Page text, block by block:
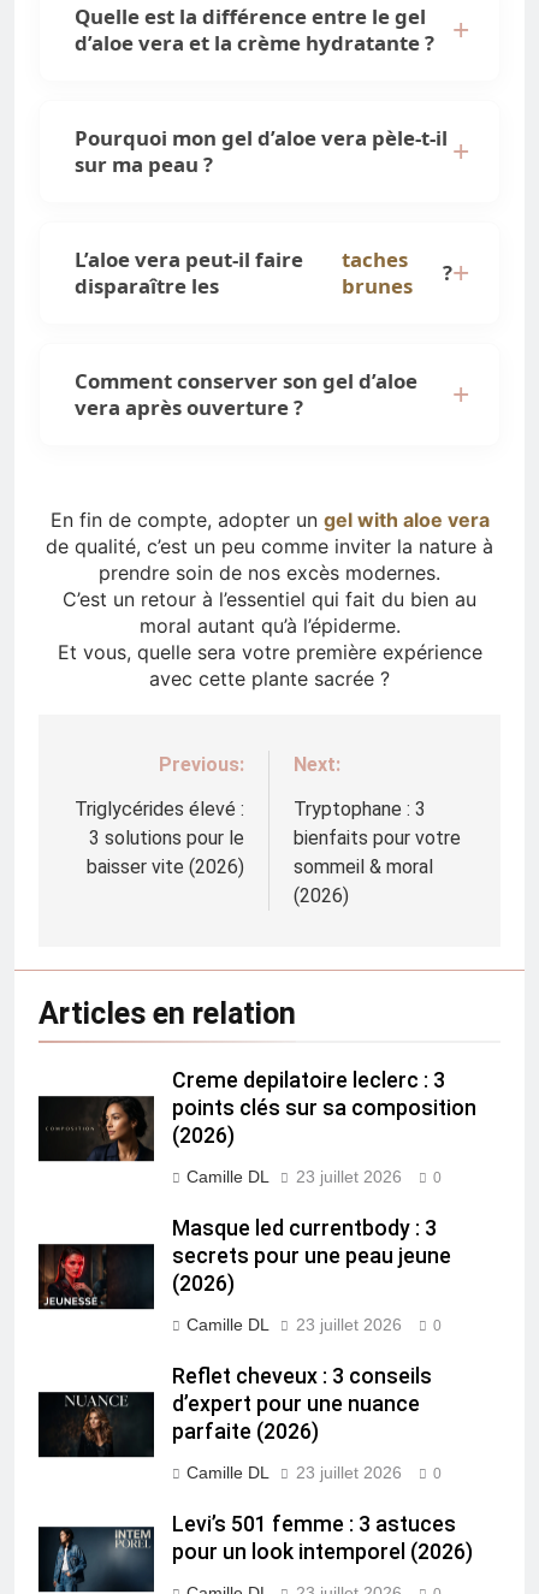
Quelle est la différence entre le gel
d’aloe vera et la crème hydratante ?
Pourquoi mon gel d’aloe vera pèle-t-il
sur ma peau ?
L’aloe vera peut-il faire
disparaître les
taches
brunes
?
Comment conserver son gel d’aloe
vera après ouverture ?
En fin de compte, adopter un gel with aloe vera
de qualité, c’est un peu comme inviter la nature à
prendre soin de nos excès modernes.
C’est un retour à l’essentiel qui fait du bien au
moral autant qu’à l’épiderme.
Et vous, quelle sera votre première expérience
avec cette plante sacrée ?
Navigation
de
l’article
Previous:
Triglycérides élevé :
3 solutions pour le
baisser vite (2026)
Next:
Tryptophane : 3
bienfaits pour votre
sommeil & moral
(2026)
Articles en relation
Creme depilatoire leclerc : 3
points clés sur sa composition
(2026)
Camille DL 23 juillet 2026 0
Masque led currentbody : 3
secrets pour une peau jeune
(2026)
Camille DL 23 juillet 2026 0
Reflet cheveux : 3 conseils
d’expert pour une nuance
parfaite (2026)
Camille DL 23 juillet 2026 0
Levi’s 501 femme : 3 astuces
pour un look intemporel (2026)